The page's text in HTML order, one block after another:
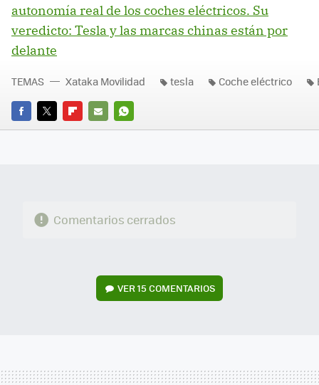
autonomía real de los coches eléctricos. Su
veredicto: Tesla y las marcas chinas están por
delante
FACEBOOK
TWITTERFLIPBOARD
E-
WHATSAPP
TEMAS Xataka Movilidad tesla Coche eléctrico
Comentarios cerrados
VER15 COMENTARIOS